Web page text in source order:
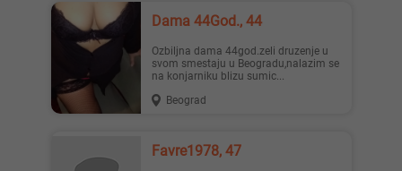
Dama 44God., 44
ozbiljna dama 44god.zeli druzenje u
svom smestaju u Beogradu,nalazim se
na konjarniku blizu sumic...
Beograd
Favre1978, 47